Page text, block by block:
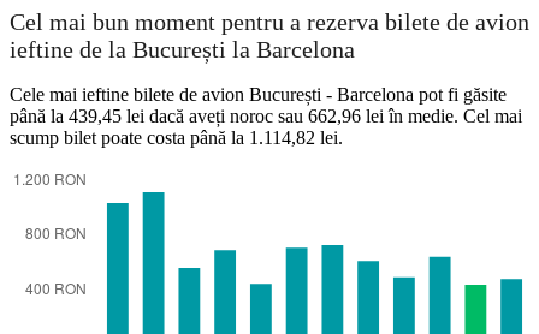
Cel mai bun moment pentru a rezerva bilete de avion
ieftine de la București la Barcelona
Cele mai ieftine bilete de avion București - Barcelona pot fi găsite
până la 439,45 lei dacă aveți noroc sau 662,96 lei în medie. Cel mai
scump bilet poate costa până la 1.114,82 lei.